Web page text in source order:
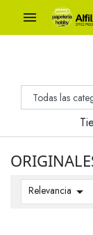

Relevancia 